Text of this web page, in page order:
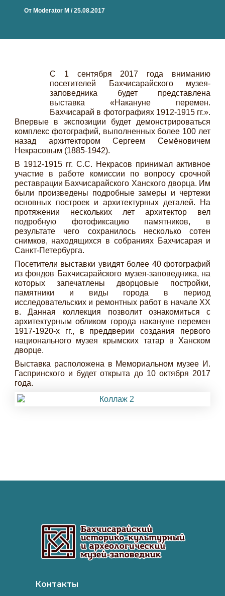
От Moderator M /25.08.2017
С 1 сентября 2017 года вниманию
посетителей Бахчисарайского музея-
заповедника будет представлена
выставка «Накануне перемен.
Бахчисарай в фотографиях 1912-1915 гг.».
Впервые в экспозиции будет демонстрироваться
комплекс фотографий, выполненных более 100 лет
назад архитектором Сергеем Семёновичем
Некрасовым (1885-1942).
В 1912-1915 гг. С.С. Некрасов принимал активное
участие в работе комиссии по вопросу срочной
реставрации Бахчисарайского Ханского дворца. Им
были произведены подробные замеры и чертежи
основных построек и архитектурных деталей. На
протяжении нескольких лет архитектор вел
подробную фотофиксацию памятников, в
результате чего сохранилось несколько сотен
снимков, находящихся в собраниях Бахчисарая и
Санкт-Петербурга.
Посетители выставки увидят более 40 фотографий
из фондов Бахчисарайского музея-заповедника, на
которых запечатлены дворцовые постройки,
памятники и виды города в период
исследовательских и ремонтных работ в начале XX
в. Данная коллекция позволит ознакомиться с
архитектурным обликом города накануне перемен
1917-1920-х гг., в преддверии создания первого
национального музея крымских татар в Ханском
дворце.
Выставка расположена в Мемориальном музее И.
Гаспринского и будет открыта до 10 октября 2017
года.
Контакты